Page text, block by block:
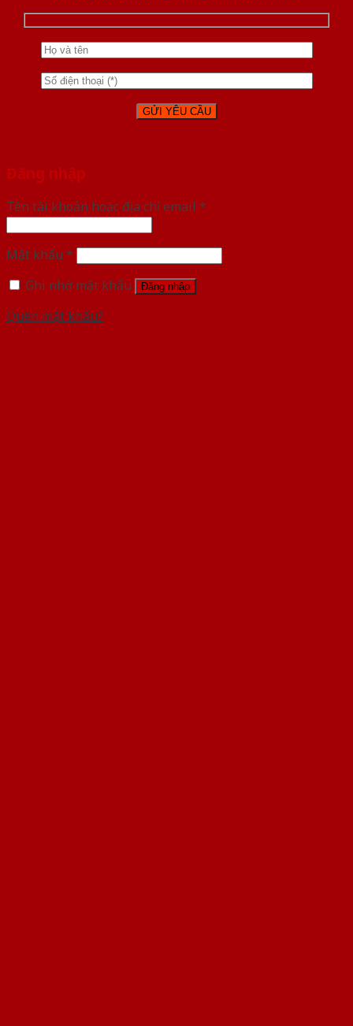
Đăng nhập
Tên tài khoản hoặc địa chỉ email *
Mật khẩu *
Ghi nhớ mật khẩu
Đăng nhập
Quên mật khẩu?